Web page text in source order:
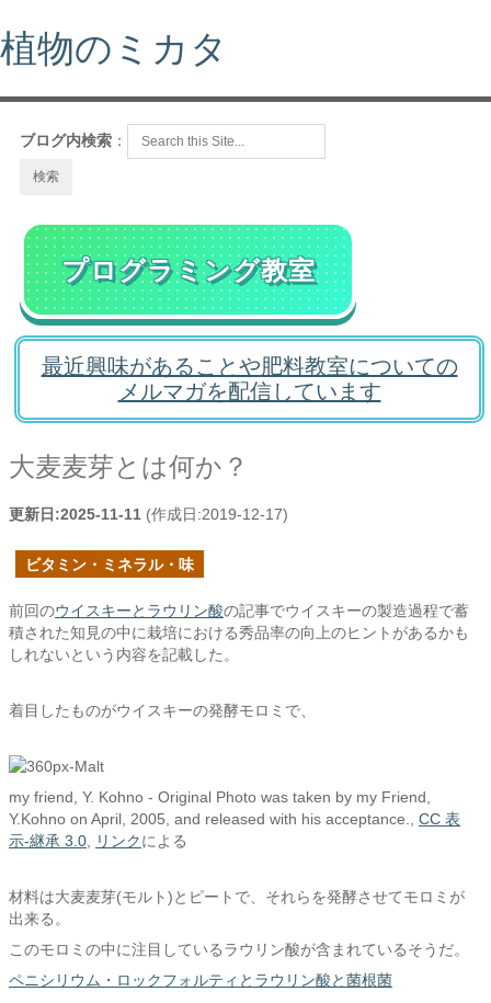
植物のミカタ
ブログ内検索 ：
プログラミング教室
最近興味があることや肥料教室についての
メルマガを配信しています
大麦麦芽とは何か？
更新日:2025-11-11 (作成日:2019-12-17)
ビタミン・ミネラル・味
前回のウイスキーとラウリン酸の記事でウイスキーの製造過程で蓄
積された知見の中に栽培における秀品率の向上のヒントがあるかも
しれないという内容を記載した。
着目したものがウイスキーの発酵モロミで、
my friend, Y. Kohno - Original Photo was taken by my Friend,
Y.Kohno on April, 2005, and released with his acceptance., CC 表
示-継承 3.0
リンクによる
材料は大麦麦芽(モルト)とピートで、それらを発酵させてモロミが
出来る。
このモロミの中に注目しているラウリン酸が含まれているそうだ。
ペニシリウム・ロックフォルティとラウリン酸と菌根菌